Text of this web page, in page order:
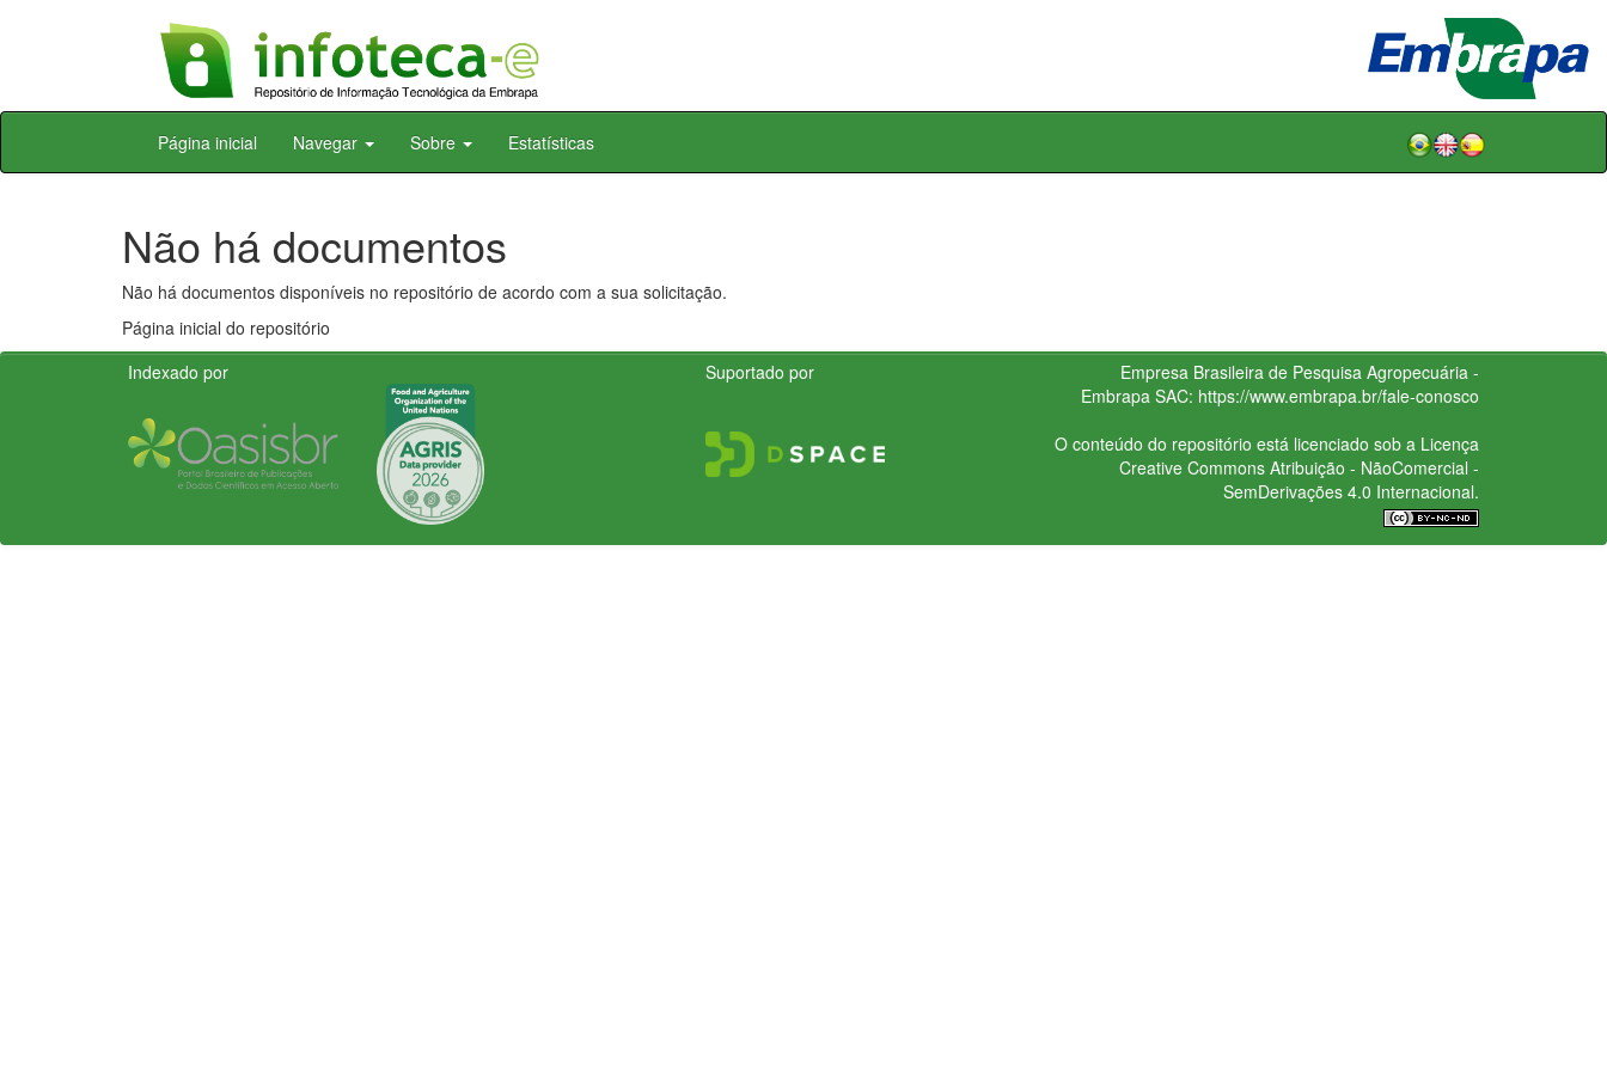
Skip
Página inicial Navegar Sobre Estatísticas
Não há documentos
Não há documentos disponíveis no repositório de acordo com a sua solicitação.
Página inicial do repositório
Indexado por
Suportado por
Empresa Brasileira de Pesquisa Agropecuária -
Embrapa SAC: https://www.embrapa.br/fale-conosco
O conteúdo do repositório está licenciado sob a Licença
Creative CommonsAtribuição - NãoComercial -
SemDerivações 4.0 Internacional.